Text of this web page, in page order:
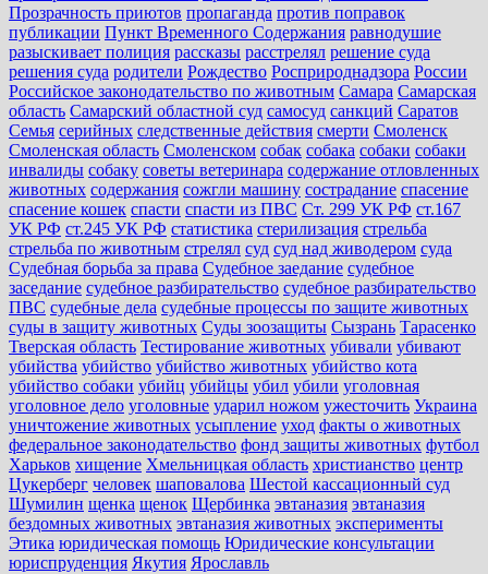
Прозрачность приютов пропаганда против поправок
публикации Пункт Временного Содержания равнодушие
разыскивает полиция рассказы расстрелял решение суда
решения суда родители Рождество Росприроднадзора России
Российское законодательство по животным Самара Самарская
область Самарский областной суд самосуд санкций Саратов
Семья серийных следственные действия смерти Смоленск
Смоленская область Смоленском собак собака собаки собаки
инвалиды собаку советы ветеринара содержание отловленных
животных содержания сожгли машину сострадание спасение
спасение кошек спасти спасти из ПВС Ст. 299 УК РФ ст.167
УК РФ ст.245 УК РФ статистика стерилизация стрельба
стрельба по животным стрелял суд суд над живодером суда
Судебная борьба за права Судебное заедание судебное
заседание судебное разбирательство судебное разбирательство
ПВС судебные дела судебные процессы по защите животных
суды в защиту животных Суды зоозащиты Сызрань Тарасенко
Тверская область Тестирование животных убивали убивают
убийства убийство убийство животных убийство кота
убийство собаки убийц убийцы убил убили уголовная
уголовное дело уголовные ударил ножом ужесточить Украина
уничтожение животных усыпление уход факты о животных
федеральное законодательство фонд защиты животных футбол
Харьков хищение Хмельницкая область христианство центр
Цукерберг человек шаповалова Шестой кассационный суд
Шумилин щенка щенок Щербинка эвтаназия эвтаназия
бездомных животных эвтаназия животных эксперименты
Этика юридическая помощь Юридические консультации
юриспруденция Якутия Ярославль